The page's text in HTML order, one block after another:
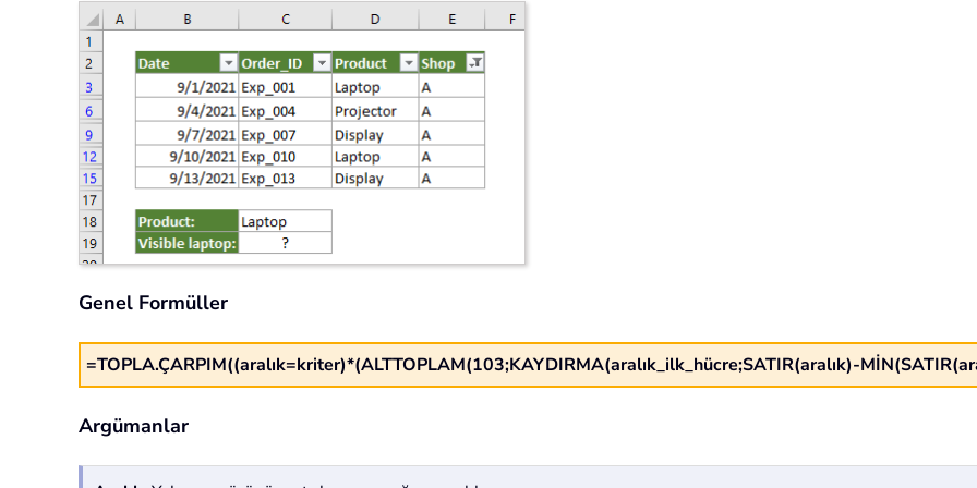
Genel Formüller
=TOPLA.ÇARPIM((aralık=kriter)*(ALTTOPLAM(103;KAYDIRMA(aralık_ilk_hücre;SATIR(aralık)-
Argümanlar